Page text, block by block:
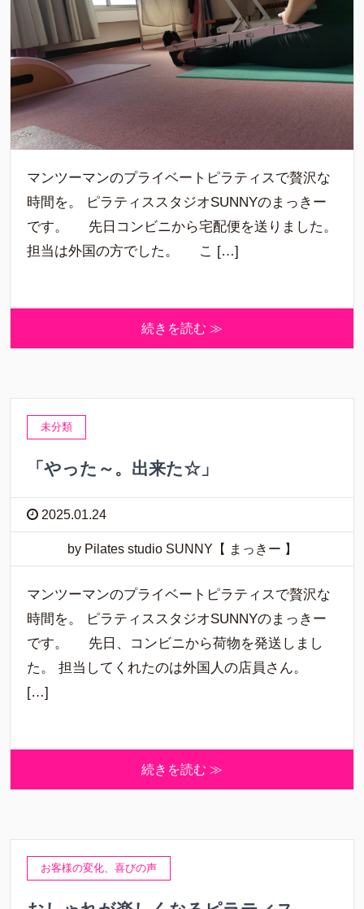
マンツーマンのプライベートピラティスで贅沢な
時間を。 ピラティススタジオSUNNYのまっきー
です。 先日コンビニから宅配便を送りました。
担当は外国の方でした。 こ […]
続きを読む ≫
未分類
「やった～。出来た☆」
2025.01.24
by Pilates studio SUNNY【 まっきー 】
マンツーマンのプライベートピラティスで贅沢な
時間を。 ピラティススタジオSUNNYのまっきー
です。 先日、コンビニから荷物を発送しまし
た。 担当してくれたのは外国人の店員さん。
[…]
続きを読む ≫
お客様の変化、喜びの声